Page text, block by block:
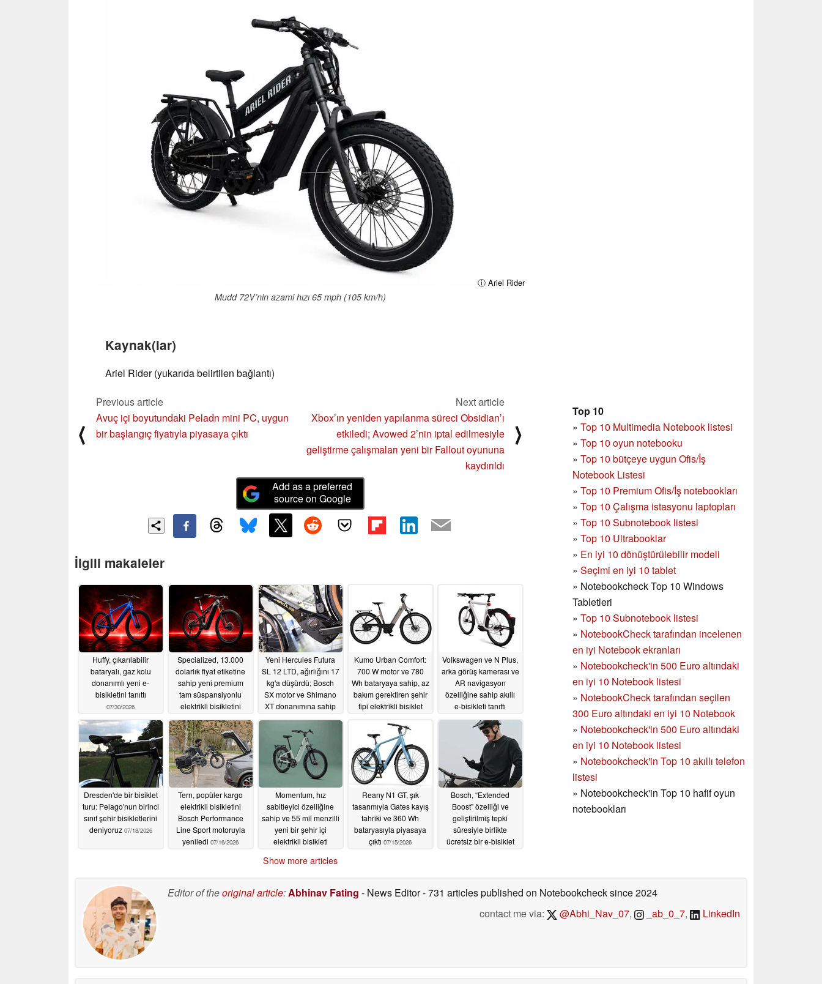
ⓘ Ariel Rider
Mudd 72V’nin azami hızı 65 mph (105 km/h)
Kaynak(lar)
Ariel Rider (yukarıda belirtilen bağlantı)
Top 10
» Top 10 Multimedia Notebook listesi
» Top 10 oyun notebooku
» Top 10 bütçeye uygun Ofis/İş
Notebook Listesi
» Top 10 Premium Ofis/İş notebookları
» Top 10 Çalışma istasyonu laptopları
» Top 10 Subnotebook listesi
» Top 10 Ultrabooklar
» En iyi 10 dönüştürülebilir modeli
» Seçimi en iyi 10 tablet
» Notebookcheck Top 10 Windows
Tabletleri
» Top 10 Subnotebook listesi
» NotebookCheck tarafından incelenen
en iyi Notebook ekranları
» Notebookcheck'in 500 Euro altındaki
en iyi 10 Notebook listesi
» NotebookCheck tarafından seçilen
300 Euro altındaki en iyi 10 Notebook
» Notebookcheck'in 500 Euro altındaki
en iyi 10 Notebook listesi
» Notebookcheck'in Top 10 akıllı telefon
listesi
» Notebookcheck'in Top 10 hafif oyun
notebookları
⟨
Previous article
Avuç içi boyutundaki Peladn mini PC, uygun
bir başlangıç fiyatıyla piyasaya çıktı
Next article
Xbox’ın yeniden yapılanma süreci Obsidian’ı
etkiledi; Avowed 2’nin iptal edilmesiyle
geliştirme çalışmaları yeni bir Fallout oyununa
kaydırıldı
⟩
Add as a preferred
source on Google
İlgili makaleler
Huffy, çıkarılabilir
bataryalı, gaz kolu
donanımlı yeni e-
bisikletini tanıttı
07/30/2026
Specialized, 13.000
dolarlık fiyat etiketine
sahip yeni premium
tam süspansiyonlu
elektrikli bisikletini
07/25/2026
Yeni Hercules Futura
SL 12 LTD, ağırlığını 17
kg'a düşürdü; Bosch
SX motor ve Shimano
XT donanımına sahip
07/22/2026
Kumo Urban Comfort:
700 W motor ve 780
Wh bataryaya sahip, az
bakım gerektiren şehir
tipi elektrikli bisiklet
Volkswagen ve N Plus,
arka görüş kamerası ve
AR navigasyon
özelliğine sahip akıllı
e-bisikleti tanıttı
07/19/2026
Dresden'de bir bisiklet
turu: Pelago'nun birinci
sınıf şehir bisikletlerini
deniyoruz 07/18/2026
Tern, popüler kargo
elektrikli bisikletini
Bosch Performance
Line Sport motoruyla
yeniledi 07/16/2026
Momentum, hız
sabitleyici özelliğine
sahip ve 55 mil menzilli
yeni bir şehir içi
elektrikli bisikleti
07/15/2026
Reany N1 GT, şık
tasarımıyla Gates kayış
tahriki ve 360 Wh
bataryasıyla piyasaya
çıktı 07/15/2026
Bosch, “Extended
Boost” özelliği ve
geliştirilmiş tepki
süresiyle birlikte
ücretsiz bir e-bisiklet
Show more articles
Editor of theoriginal article:Abhinav Fating - News Editor- 731 articles published on Notebookchecksince 2024
contact me via:
@Abhi_Nav_07, _ab_0_7, LinkedIn